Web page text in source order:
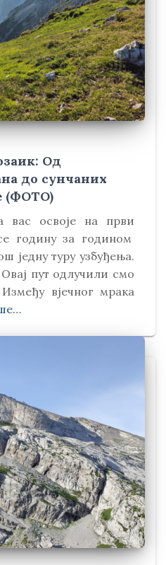
Од
до сунчаних
(ФОТО)
вас освоје на први
годину за годином
једну туру узбуђења.
пут одлучили смо
вјечног мрака